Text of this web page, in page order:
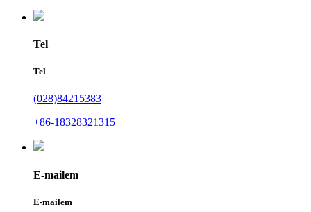
Tel
Tel
(028)84215383
+86-18328321315
E-mailem
E-mailem